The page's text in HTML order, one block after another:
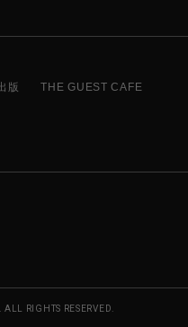
版 THE GUEST CAFE
RIGHTS RESERVED.